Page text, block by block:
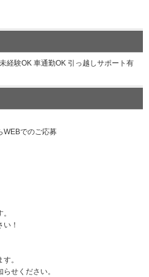
経験OK 車通勤OK 引っ越しサポート有
WEBでのご応募
！
。
せください。